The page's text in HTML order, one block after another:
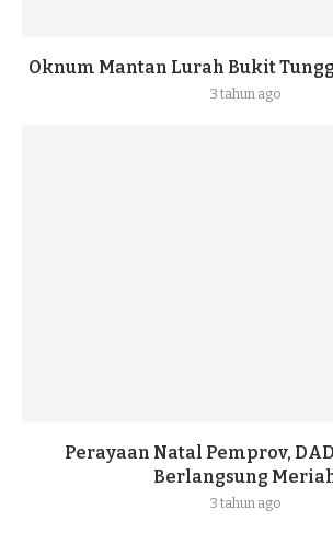
Oknum Mantan Lurah Bukit
3 tahun ago
Perayaan Natal Pemprov,
Berlangsung
3 tahun ago